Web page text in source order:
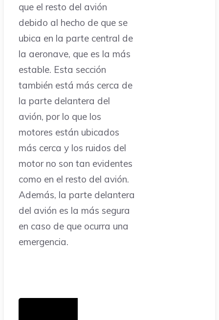
que el resto del avión
debido al hecho de que se
ubica en la parte central de
la aeronave, que es la más
estable. Esta sección
también está más cerca de
la parte delantera del
avión, por lo que los
motores están ubicados
más cerca y los ruidos del
motor no son tan evidentes
como en el resto del avión.
Además, la parte delantera
del avión es la más segura
en caso de que ocurra una
emergencia.